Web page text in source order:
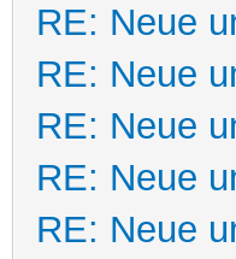
RE: Neue
RE: Neue
RE: Neue
RE: Neue
RE: Neue